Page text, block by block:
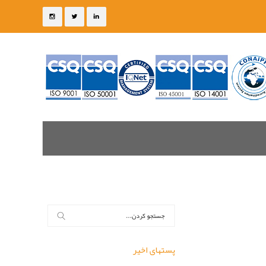
برای:
پستهای اخیر